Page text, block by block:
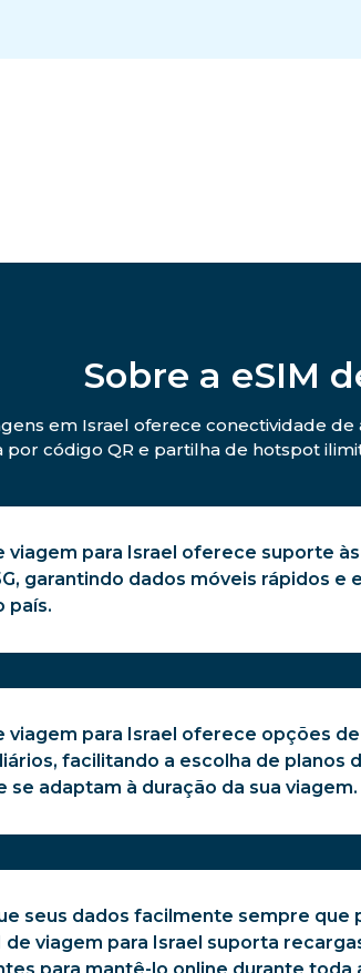
Sobre a eSIM
em Israel oferece conectividade
por código QR e partilha de hotspot
viagem para Israel oferece suporte
garantindo dados móveis rápidos e
país.
viagem para Israel oferece opções de
facilitando a escolha de planos
se adaptam à duração da sua viagem.
seus dados facilmente sempre que
de viagem para Israel suporta
para mantê-lo online durante toda